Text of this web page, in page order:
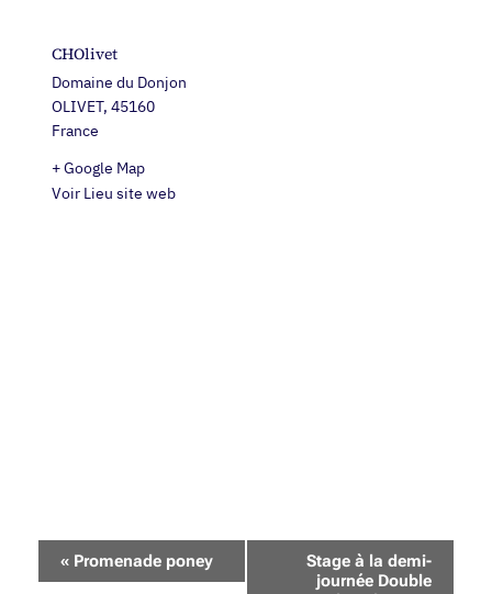
CHOlivet
Domaine du Donjon
OLIVET, 45160
France
+ Google Map
Voir Lieu site web
Navigation
Évènement
«Promenade poney
Stage à la demi-
journée Double